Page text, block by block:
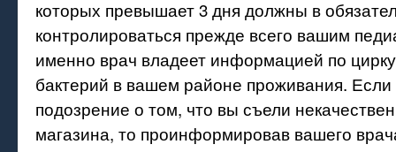
которых превышает 3 дня должны в
контролироваться прежде всего вашим
именно врач владеет информацией по
бактерий в вашем районе проживания. Если
подозрение о том, что вы съели
магазина, то проинформировав вашего